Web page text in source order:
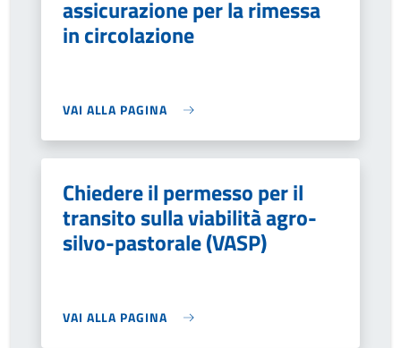
assicurazione per la rimessa
in circolazione
VAI ALLA PAGINA
Chiedere il permesso per il
transito sulla viabilità agro-
silvo-pastorale (VASP)
VAI ALLA PAGINA